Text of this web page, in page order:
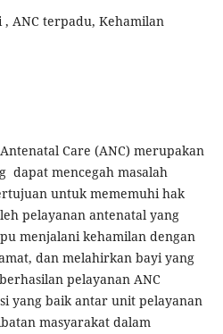
, ANC terpadu, Kehamilan
Care (ANC) merupakan
dapat mencegah masalah
untuk mememuhi hak
pelayanan antenatal yang
menjalani kehamilan dengan
dan melahirkan bayi yang
pelayanan ANC
yang baik antar unit pelayanan
masyarakat dalam